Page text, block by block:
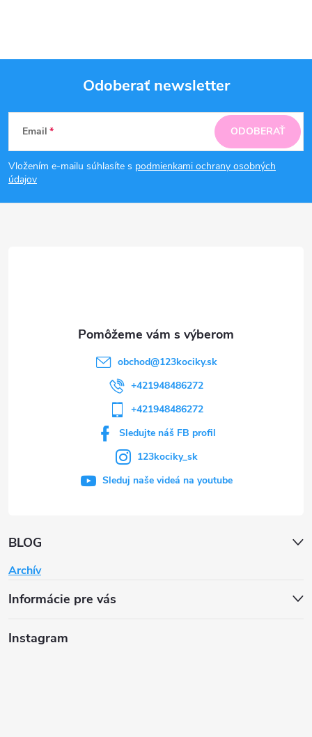
Z
á
p
Odoberať newsletter
Email
Vložením e-mailu súhlasíte s podmienkami ochrany osobných
údajov
ODOBERAŤ
BLOG
Archív
Informácie pre vás
obchod@123kociky.sk
+421948486272
+421948486272
Sledujte náš FB profil
123kociky_sk
Sleduj naše videá na youtube
Instagram